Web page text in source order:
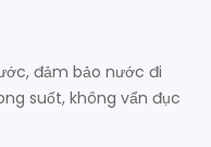
đảm bảo nước đi
suốt, không vẩn đục